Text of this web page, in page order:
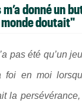
donné un
doutait"
pas été qu’un
foi en moi
la